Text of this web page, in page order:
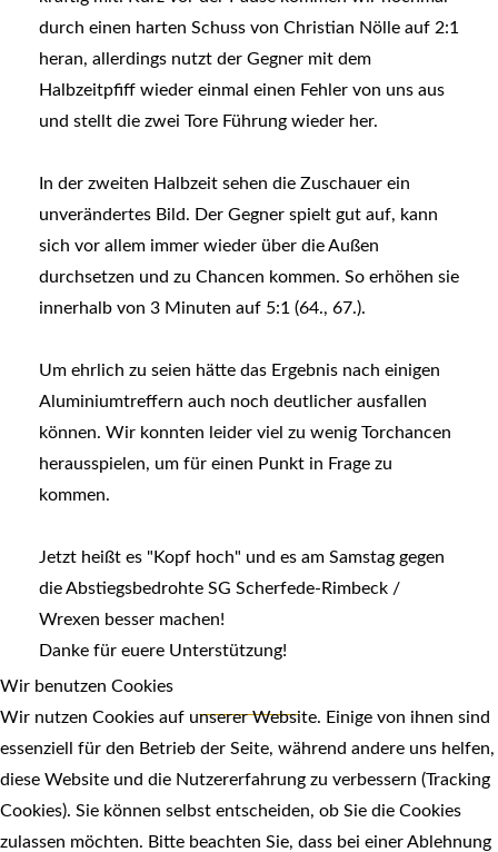
durch einen harten Schuss von Christian Nölle auf 2:1
heran, allerdings nutzt der Gegner mit dem
Halbzeitpfiff wieder einmal einen Fehler von uns aus
und stellt die zwei Tore Führung wieder her.
In der zweiten Halbzeit sehen die Zuschauer ein
unverändertes Bild. Der Gegner spielt gut auf, kann
sich vor allem immer wieder über die Außen
durchsetzen und zu Chancen kommen. So erhöhen sie
innerhalb von 3 Minuten auf 5:1 (64., 67.).
Um ehrlich zu seien hätte das Ergebnis nach einigen
Aluminiumtreffern auch noch deutlicher ausfallen
können. Wir konnten leider viel zu wenig Torchancen
herausspielen, um für einen Punkt in Frage zu
kommen.
Jetzt heißt es "Kopf hoch" und es am Samstag gegen
die Abstiegsbedrohte SG Scherfede-Rimbeck /
Wrexen besser machen!
Danke für euere Unterstützung!
Wir benutzen Cookies
Wir nutzen Cookies auf unserer Website. Einige von ihnen sind
essenziell für den Betrieb der Seite, während andere uns helfen,
diese Website und die Nutzererfahrung zu verbessern (Tracking
Cookies). Sie können selbst entscheiden, ob Sie die Cookies
zulassen möchten. Bitte beachten Sie, dass bei einer Ablehnung